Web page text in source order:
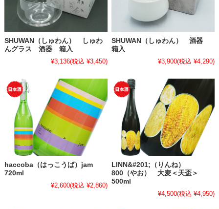
SHUWAN（しゅわん） しゅわ
んグラス 酒器 箱入
¥3,136(税込 ¥3,450)
SHUWAN（しゅわん） 酒器
箱入
¥3,900(税込 ¥4,290)
haccoba（はっこうば）jam
720ml
¥2,600(税込 ¥2,860)
LINN&#201;（りんね）
800（やお） 大麦＜天盃＞
500ml
¥4,500(税込 ¥4,950)